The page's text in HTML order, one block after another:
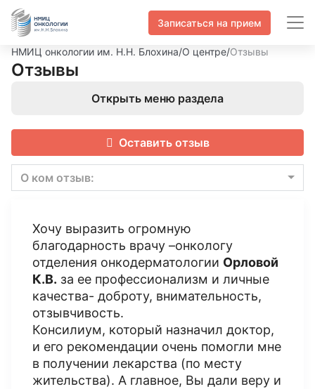
Записаться на прием
НМИЦ онкологии им. Н.Н. Блохина/О центре/Отзывы
Отзывы
Открыть меню раздела
Оставить отзыв
О ком отзыв:
Хочу выразить огромную
благодарность врачу –онкологу
отделения онкодерматологии Орловой
К.В. за ее профессионализм и личные
качества- доброту, внимательность,
отзывчивость.
Консилиум, который назначил доктор,
и его рекомендации очень помогли мне
в получении лекарства (по месту
жительства). А главное, Вы дали веру и